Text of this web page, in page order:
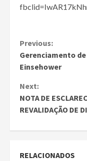
Continue
Reading
Previous:
Gerenciamento
Einsehower
Next:
NOTA DE
REVALIDAÇÃO DE
RELACIONADOS